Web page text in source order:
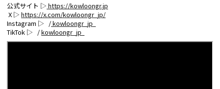
公式サイト ▷ https://kowloongr.jp
X ▷ https://x.com/kowloongr_jp/
Instagram ▷ /kowloongr_jp
TikTok ▷ /kowloongr_jp